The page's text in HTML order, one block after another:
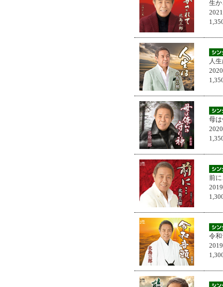
生
人
母
前
令